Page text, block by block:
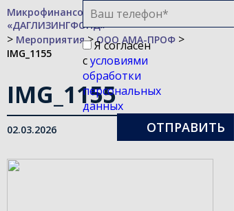
Я согласен
сусловиями
обработки
персональных
данных
Микрофинансовая компания
«ДАГЛИЗИНГФОНД»
> Мероприятия>ООО АМА-ПРОФ >
IMG_1155
IMG_1155
02.03.2026